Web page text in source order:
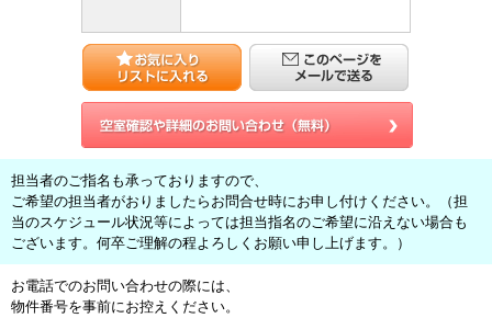
担当者のご指名も承っておりますので、
ご希望の担当者がおりましたらお問合せ時にお申し付けください。（担
当のスケジュール状況等によっては担当指名のご希望に沿えない場合も
ございます。何卒ご理解の程よろしくお願い申し上げます。）
お電話でのお問い合わせの際には、
物件番号を事前にお控えください。